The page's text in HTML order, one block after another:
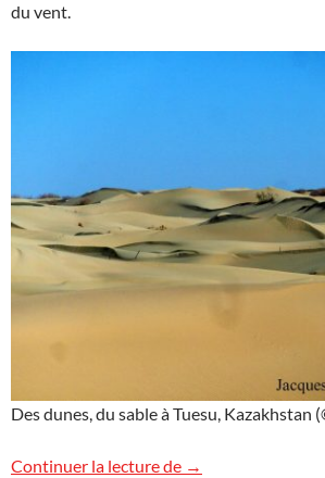
du vent.
Des dunes, du sable à Tuesu, Kazakhstan
Continuer la lecture de Dunes à Tuesu,
→